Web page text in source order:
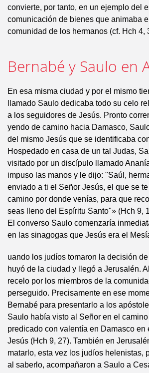
convierte, por tanto, en un ejemplo del
comunicación de bienes que animaba
comunidad de los hermanos (cf. Hch 4,
Bernabé y Saulo en
En esa misma ciudad y por el mismo
llamado Saulo dedicaba todo su celo
a los seguidores de Jesús. Pronto
yendo de camino hacia Damasco,
del mismo Jesús que se identificaba
Hospedado en casa de un tal Judas,
visitado por un discípulo llamado
impuso las manos y le dijo: "Saúl,
enviado a ti el Señor Jesús, el que se
camino por donde venías, para que
seas lleno del Espíritu Santo"» (Hch 9,
El converso Saulo comenzaría
en las sinagogas que Jesús era el
uando los judíos tomaron la decisión
huyó de la ciudad y llegó a Jerusalén.
recelo por los miembros de la
perseguido. Precisamente en ese
Bernabé para presentarlo a los
Saulo había visto al Señor en el
predicado con valentía en Damasco en
Jesús (Hch 9, 27). También en
matarlo, esta vez los judíos helenistas,
al saberlo, acompañaron a Saulo a